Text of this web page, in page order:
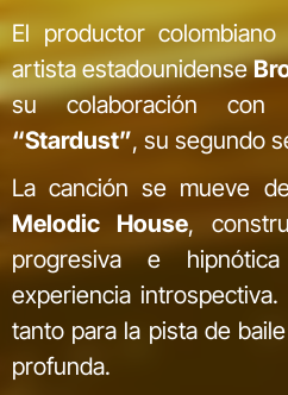
El productor colombiano
artista estadounidense
su colaboración
“Stardust”, su segundo
La canción se mueve
Melodic House,
progresiva e
experiencia
tanto para la pista de
profunda.